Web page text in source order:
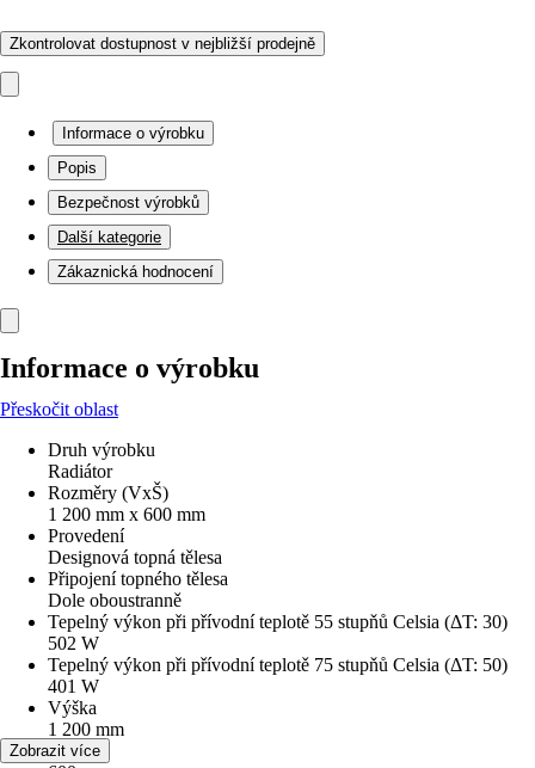
Zkontrolovat dostupnost v nejbližší prodejně
Informace o výrobku
Popis
Bezpečnost výrobků
Další kategorie
Zákaznická hodnocení
Informace o výrobku
Přeskočit oblast
Druh výrobku
Radiátor
Rozměry (VxŠ)
1 200 mm x 600 mm
Provedení
Designová topná tělesa
Připojení topného tělesa
Dole oboustranně
Tepelný výkon při přívodní teplotě 55 stupňů Celsia (ΔT: 30)
502 W
Tepelný výkon při přívodní teplotě 75 stupňů Celsia (ΔT: 50)
401 W
Výška
1 200 mm
Šířka
Zobrazit více